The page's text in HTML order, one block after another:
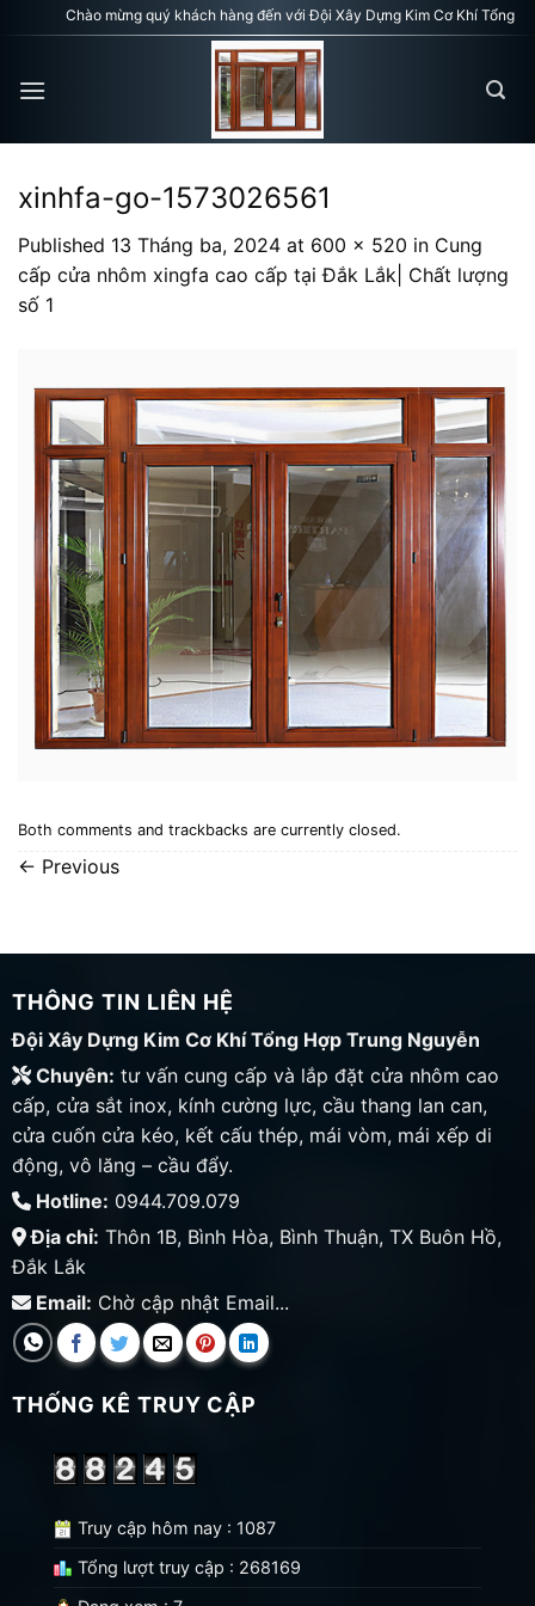
Chào mừng quý khách hàng đến với Đội Xây Dựng Kim Cơ Khí Tổng Hợp
xinhfa-go-1573026561
Published 13 Tháng ba, 2024 at 600 × 520 in Cung
cấp cửa nhôm xingfa cao cấp tại Đắk Lắk| Chất lượng
số 1
Both comments and trackbacks are currently closed.
← Previous
THÔNG TIN LIÊN HỆ
Đội Xây Dựng Kim Cơ Khí Tổng Hợp Trung Nguyễn
Chuyên: tư vấn cung cấp và lắp đặt cửa nhôm cao
cấp, cửa sắt inox, kính cường lực, cầu thang lan can,
cửa cuốn cửa kéo, kết cấu thép, mái vòm, mái xếp di
động, vô lăng – cầu đẩy.
Hotline: 0944.709.079
Địa chỉ: Thôn 1B, Bình Hòa, Bình Thuận, TX Buôn Hồ,
Đắk Lắk
Email: Chờ cập nhật Email...
THỐNG KÊ TRUY CẬP
Truy cập hôm nay : 1087
Tổng lượt truy cập : 268169